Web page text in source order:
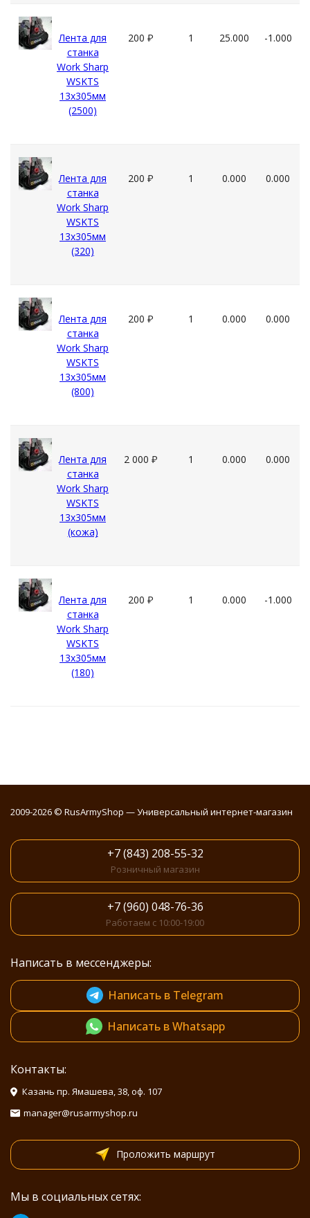
Лента для
станка
Work Sharp
WSKTS
13x305мм
(2500)
200₽ 1 25.000 -1.000
Лента для
станка
Work Sharp
WSKTS
13x305мм
(320)
200₽ 1 0.000 0.000
Лента для
станка
Work Sharp
WSKTS
13x305мм
(800)
200₽ 1 0.000 0.000
Лента для
станка
Work Sharp
WSKTS
13x305мм
(кожа)
2 000₽ 1 0.000 0.000
Лента для
станка
Work Sharp
WSKTS
13x305мм
(180)
200₽ 1 0.000 -1.000
2009-2026 © RusArmyShop — Универсальный интернет-магазин
+7 (843) 208-55-32
Розничный магазин
+7 (960) 048-76-36
Работаем с 10:00-19:00
Написать в мессенджеры:
Написать в Telegram
Написать в Whatsapp
Контакты:
Казань пр. Ямашева, 38, оф. 107
manager@rusarmyshop.ru
Проложить маршрут
Мы в социальных сетях: